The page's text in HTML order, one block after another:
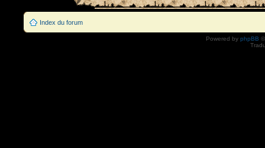
Index du forum
Powered by phpBB